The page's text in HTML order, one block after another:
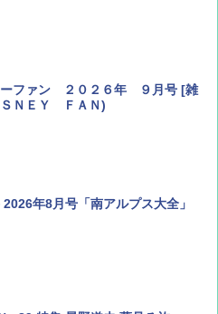
ーファン ２０２６年 ９月号 [雑
ＮＥＹ ＦＡＮ)
年8月号「南アルプス大全」